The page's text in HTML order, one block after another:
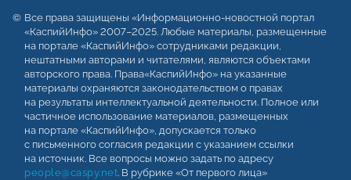
Все права защищены «Информационно-новостной портал
«КаспийИнфо» 2007–2025. Любые материалы, размещенные
на портале «КаспийИнфо» сотрудниками редакции,
нештатными авторами и читателями, являются объектами
авторского права. Права«КаспийИнфо» на указанные
материалы охраняются законодательством о правах
на результаты интеллектуальной деятельности. Полное или
частичное использование материалов, размещенных
на портале «КаспийИнфо», допускается только
с письменного согласия редакции с указанием ссылки
на источник. Все вопросы можно задать по адресу
people@caspy.net. В рубрике «От первого лица»